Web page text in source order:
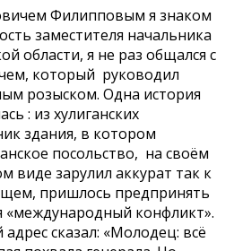
Филипповым я знаком
заместителя начальника
области, я не раз общался с
который руководил
розыском. Одна история
: из хулиганских
здания, в котором
посольство, на своём
виде зарулил аккурат так к
пришлось предпринять
«международный конфликт».
сказал: «Молодец: всё